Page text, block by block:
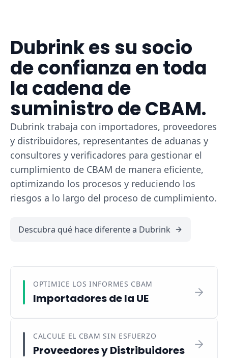
Dubrink es su socio
de confianza en toda
la cadena de
suministro de CBAM.
Dubrink trabaja con importadores, proveedores
y distribuidores, representantes de aduanas y
consultores y verificadores para gestionar el
cumplimiento de CBAM de manera eficiente,
optimizando los procesos y reduciendo los
riesgos a lo largo del proceso de cumplimiento.
Descubra qué hace diferente a Dubrink
OPTIMICE LOS INFORMES CBAM
Importadores de la UE
CALCULE EL CBAM SIN ESFUERZO
Proveedores y Distribuidores